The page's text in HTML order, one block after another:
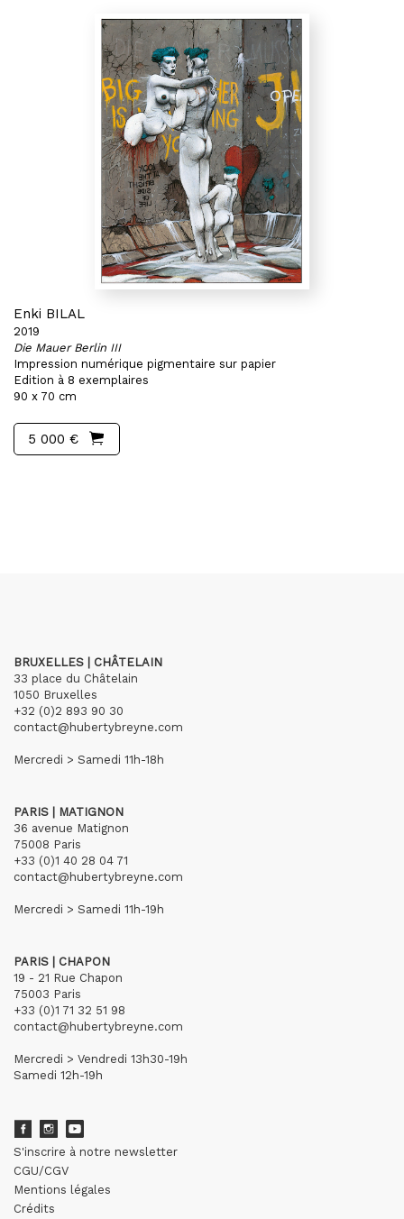
Enki BILAL
2019
Die Mauer Berlin III
Impression numérique pigmentaire sur papier
Edition à 8 exemplaires
90 x 70 cm
5 000 €
BRUXELLES | CHÂTELAIN
33 place du Châtelain
1050 Bruxelles
+32 (0)2 893 90 30
contact@hubertybreyne.com
Mercredi > Samedi 11h-18h
PARIS | MATIGNON
36 avenue Matignon
75008 Paris
+33 (0)1 40 28 04 71
contact@hubertybreyne.com
Mercredi > Samedi 11h-19h
PARIS | CHAPON
19 - 21 Rue Chapon
75003 Paris
+33 (0)1 71 32 51 98
contact@hubertybreyne.com
Mercredi > Vendredi 13h30-19h
Samedi 12h-19h
S'inscrire à notre newsletter
CGU/CGV
Mentions légales
Crédits